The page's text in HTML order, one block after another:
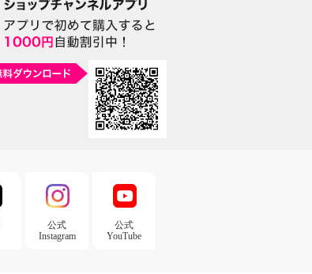
公式
Instagram
公式
YouTube